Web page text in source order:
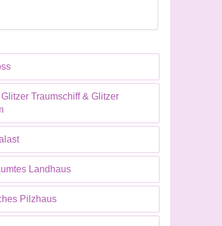
Traumschiff & Glitzer
Landhaus
Pilzhaus